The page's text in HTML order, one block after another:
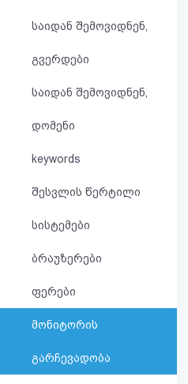
სალიცენზიო
შეთანხმება
საიდან შემოვიდნენ,
გვერდები
საიდან შემოვიდნენ,
დომენი
keywords
შესვლის წერტილი
სისტემები
ბრაუზერები
ფერები
მონიტორის
გარჩევადობა